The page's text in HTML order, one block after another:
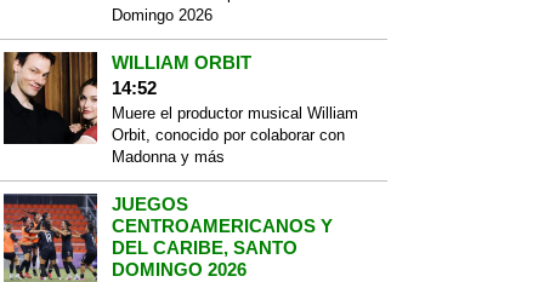
Domingo 2026
WILLIAM ORBIT
14:52
Muere el productor musical William
Orbit, conocido por colaborar con
Madonna y más
JUEGOS
CENTROAMERICANOS Y
DEL CARIBE, SANTO
DOMINGO 2026